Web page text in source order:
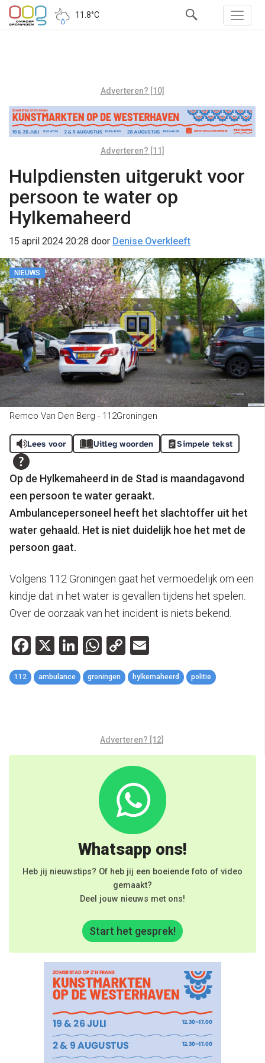
11.8°C
Adverteren? [10]
Adverteren? [11]
Hulpdiensten uitgerukt voor
persoon te water op
Hylkemaheerd
15 april 2024 20:28 door Denise Overkleeft
NIEUWS
Remco Van Den Berg - 112Groningen
Lees voor Uitleg woorden Simpele tekst
Op de Hylkemaheerd in de Stad is maandagavond
een persoon te water geraakt.
Ambulancepersoneel heeft het slachtoffer uit het
water gehaald. Het is niet duidelijk hoe het met de
persoon gaat.
Volgens 112 Groningen gaat het vermoedelijk om een
kindje dat in het water is gevallen tijdens het spelen.
Over de oorzaak van het incident is niets bekend.
Facebook
X LinkedIn
WhatsApp
Copy
Link
112 ambulance groningen hylkemaheerd politie
Adverteren? [12]
Whatsapp ons!
Heb jij nieuwstips? Of heb jij een boeiende foto of video
gemaakt?
Deel jouw nieuws met ons!
Start het gesprek!